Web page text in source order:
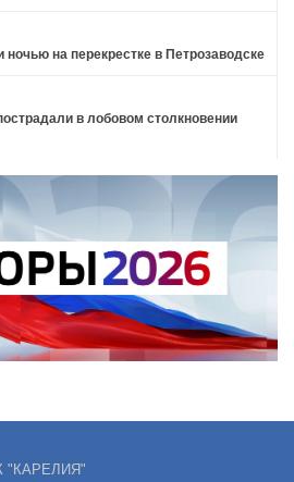
ночью на перекрестке в Петрозаводске
в лобовом столкновении
"КАРЕЛИЯ"